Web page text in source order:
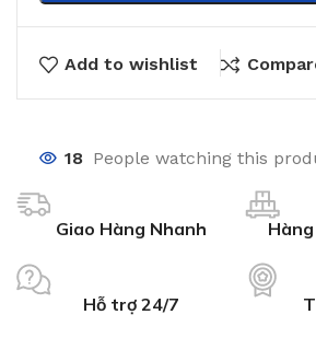
Add to wishlist
18 People watching this
Giao Hàng Nhanh
Hỗ trợ 24/7